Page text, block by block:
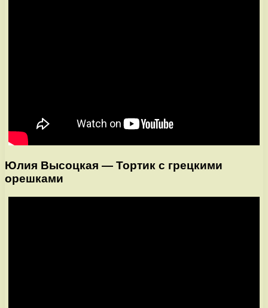
Юлия Высоцкая — Тортик с грецкими
орешками